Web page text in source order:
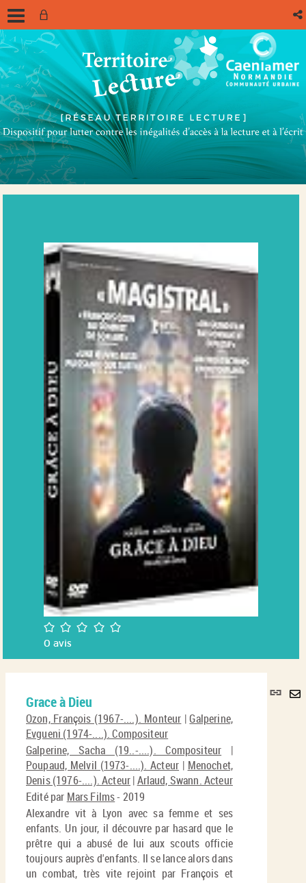
/5
0avis
Lien
Grace à Dieu
Ozon, François (1967-....). Monteur |Galperine,
Evgueni (1974-....). Compositeur
Galperine, Sacha (19..-....). Compositeur |
Poupaud, Melvil (1973-....). Acteur | Menochet,
Denis (1976-....). Acteur|Arlaud, Swann. Acteur
Edité par Mars Films- 2019
Alexandre vit à Lyon avec sa femme et ses
enfants. Un jour, il découvre par hasard que le
prêtre qui a abusé de lui aux scouts officie
toujours auprès d'enfants. Il se lance alors dans
un combat, très vite rejoint par François et